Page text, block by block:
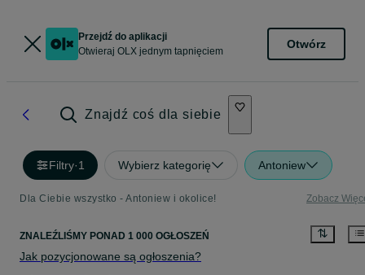
Przejdź do aplikacji
Otwieraj OLX jednym tapnięciem
Otwórz
Znajdź coś dla siebie
Filtry·1 Wybierz kategorię Antoniew
Dla Ciebie wszystko - Antoniew i okolice! Zobacz
ZNALEŹLIŚMY PONAD 1 000 OGŁOSZEŃ
Jak pozycjonowane są ogłoszenia?